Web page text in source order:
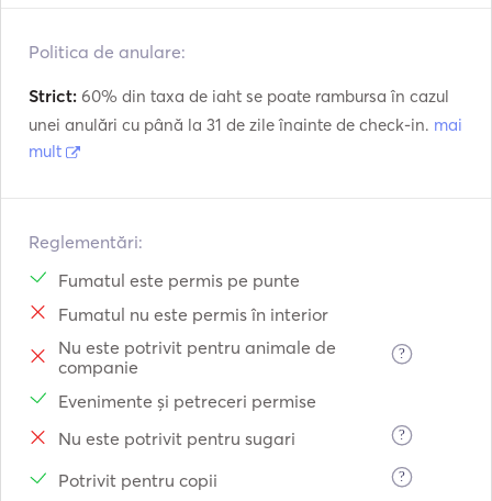
Politica de anulare:
Strict: 60% din taxa de iaht se poate rambursa în cazul
unei anulări cu până la 31 de zile înainte de check-in. mai
mult
Reglementări:
Fumatul este permis pe punte
Fumatul nu este permis în interior
Nu este potrivit pentru animale de
companie
?
Evenimente și petreceri permise
Nu este potrivit pentru sugari
?
Potrivit pentru copii ?